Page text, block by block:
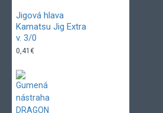
Jigová hlava
Kamatsu Jig Extra
v. 3/0
0,41€